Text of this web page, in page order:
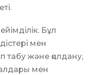
Бұл
мен
және қолдану,
мен